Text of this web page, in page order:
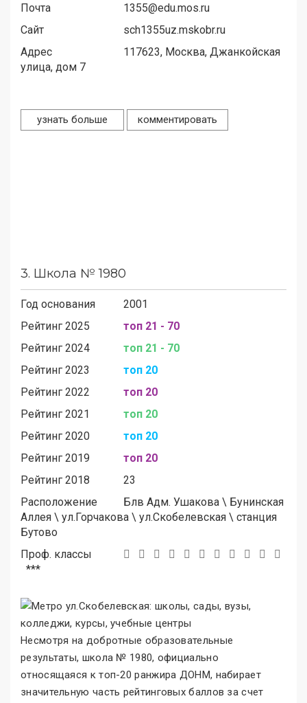
Почта
1355@edu.mos.ru
Сайт
sch1355uz.mskobr.ru
Адрес
117623, Москва, Джанкойская
улица, дом 7
узнать больше комментировать
3. Школа № 1980
Год основания
2001
Рейтинг 2025
топ 21 - 70
Рейтинг 2024
топ 21 - 70
Рейтинг 2023
топ 20
Рейтинг 2022
топ 20
Рейтинг 2021
топ 20
Рейтинг 2020
топ 20
Рейтинг 2019
топ 20
Рейтинг 2018
23
Расположение
Блв Адм. Ушакова \ Бунинская
Аллея \ ул.Горчакова \ ул.Скобелевская \ станция
Бутово
Проф. классы
***
Несмотря на добротные образовательные
результаты, школа № 1980, официально
относящаяся к топ-20 ранжира ДОНМ, набирает
значительную часть рейтинговых баллов за счет